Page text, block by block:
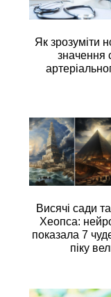
Як зрозуміти
значення
Висячі сади
Хеопса:
показала 7
піку